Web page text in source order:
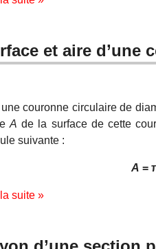
et aire d’une
couronne circulaire de
A de la surface de cette
suivante :
A =
suite »